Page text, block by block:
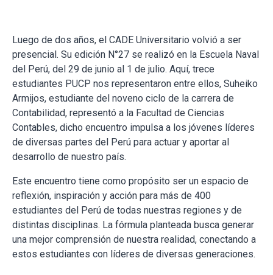
Luego de dos años, el CADE Universitario volvió a ser
presencial. Su edición N°27 se realizó en la Escuela Naval
del Perú, del 29 de junio al 1 de julio. Aquí, trece
estudiantes PUCP nos representaron entre ellos, Suheiko
Armijos, estudiante del noveno ciclo de la carrera de
Contabilidad, representó a la Facultad de Ciencias
Contables, dicho encuentro impulsa a los jóvenes líderes
de diversas partes del Perú para actuar y aportar al
desarrollo de nuestro país.
Este encuentro tiene como propósito ser un espacio de
reflexión, inspiración y acción para más de 400
estudiantes del Perú de todas nuestras regiones y de
distintas disciplinas. La fórmula planteada busca generar
una mejor comprensión de nuestra realidad, conectando a
estos estudiantes con líderes de diversas generaciones.